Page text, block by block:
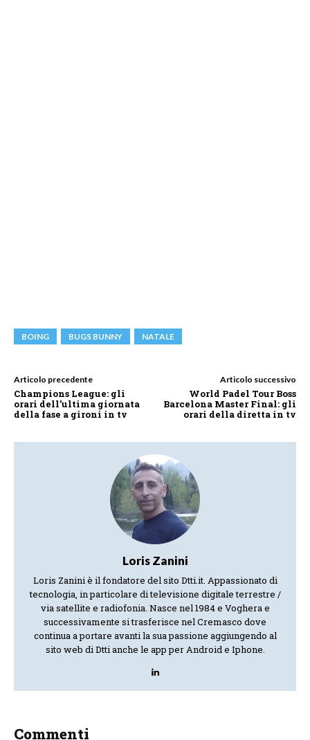
BOING BUGS BUNNY NATALE
Articolo precedente
Champions League: gli
orari dell’ultima giornata
della fase a gironi in tv
Articolo successivo
World Padel Tour Boss
Barcelona Master Final: gli
orari della diretta in tv
Loris Zanini
Loris Zanini è il fondatore del sito Dtti.it. Appassionato di
tecnologia, in particolare di televisione digitale terrestre /
via satellite e radiofonia. Nasce nel 1984 e Voghera e
successivamente si trasferisce nel Cremasco dove
continua a portare avanti la sua passione aggiungendo al
sito web di Dtti anche le app per Android e Iphone.
Commenti